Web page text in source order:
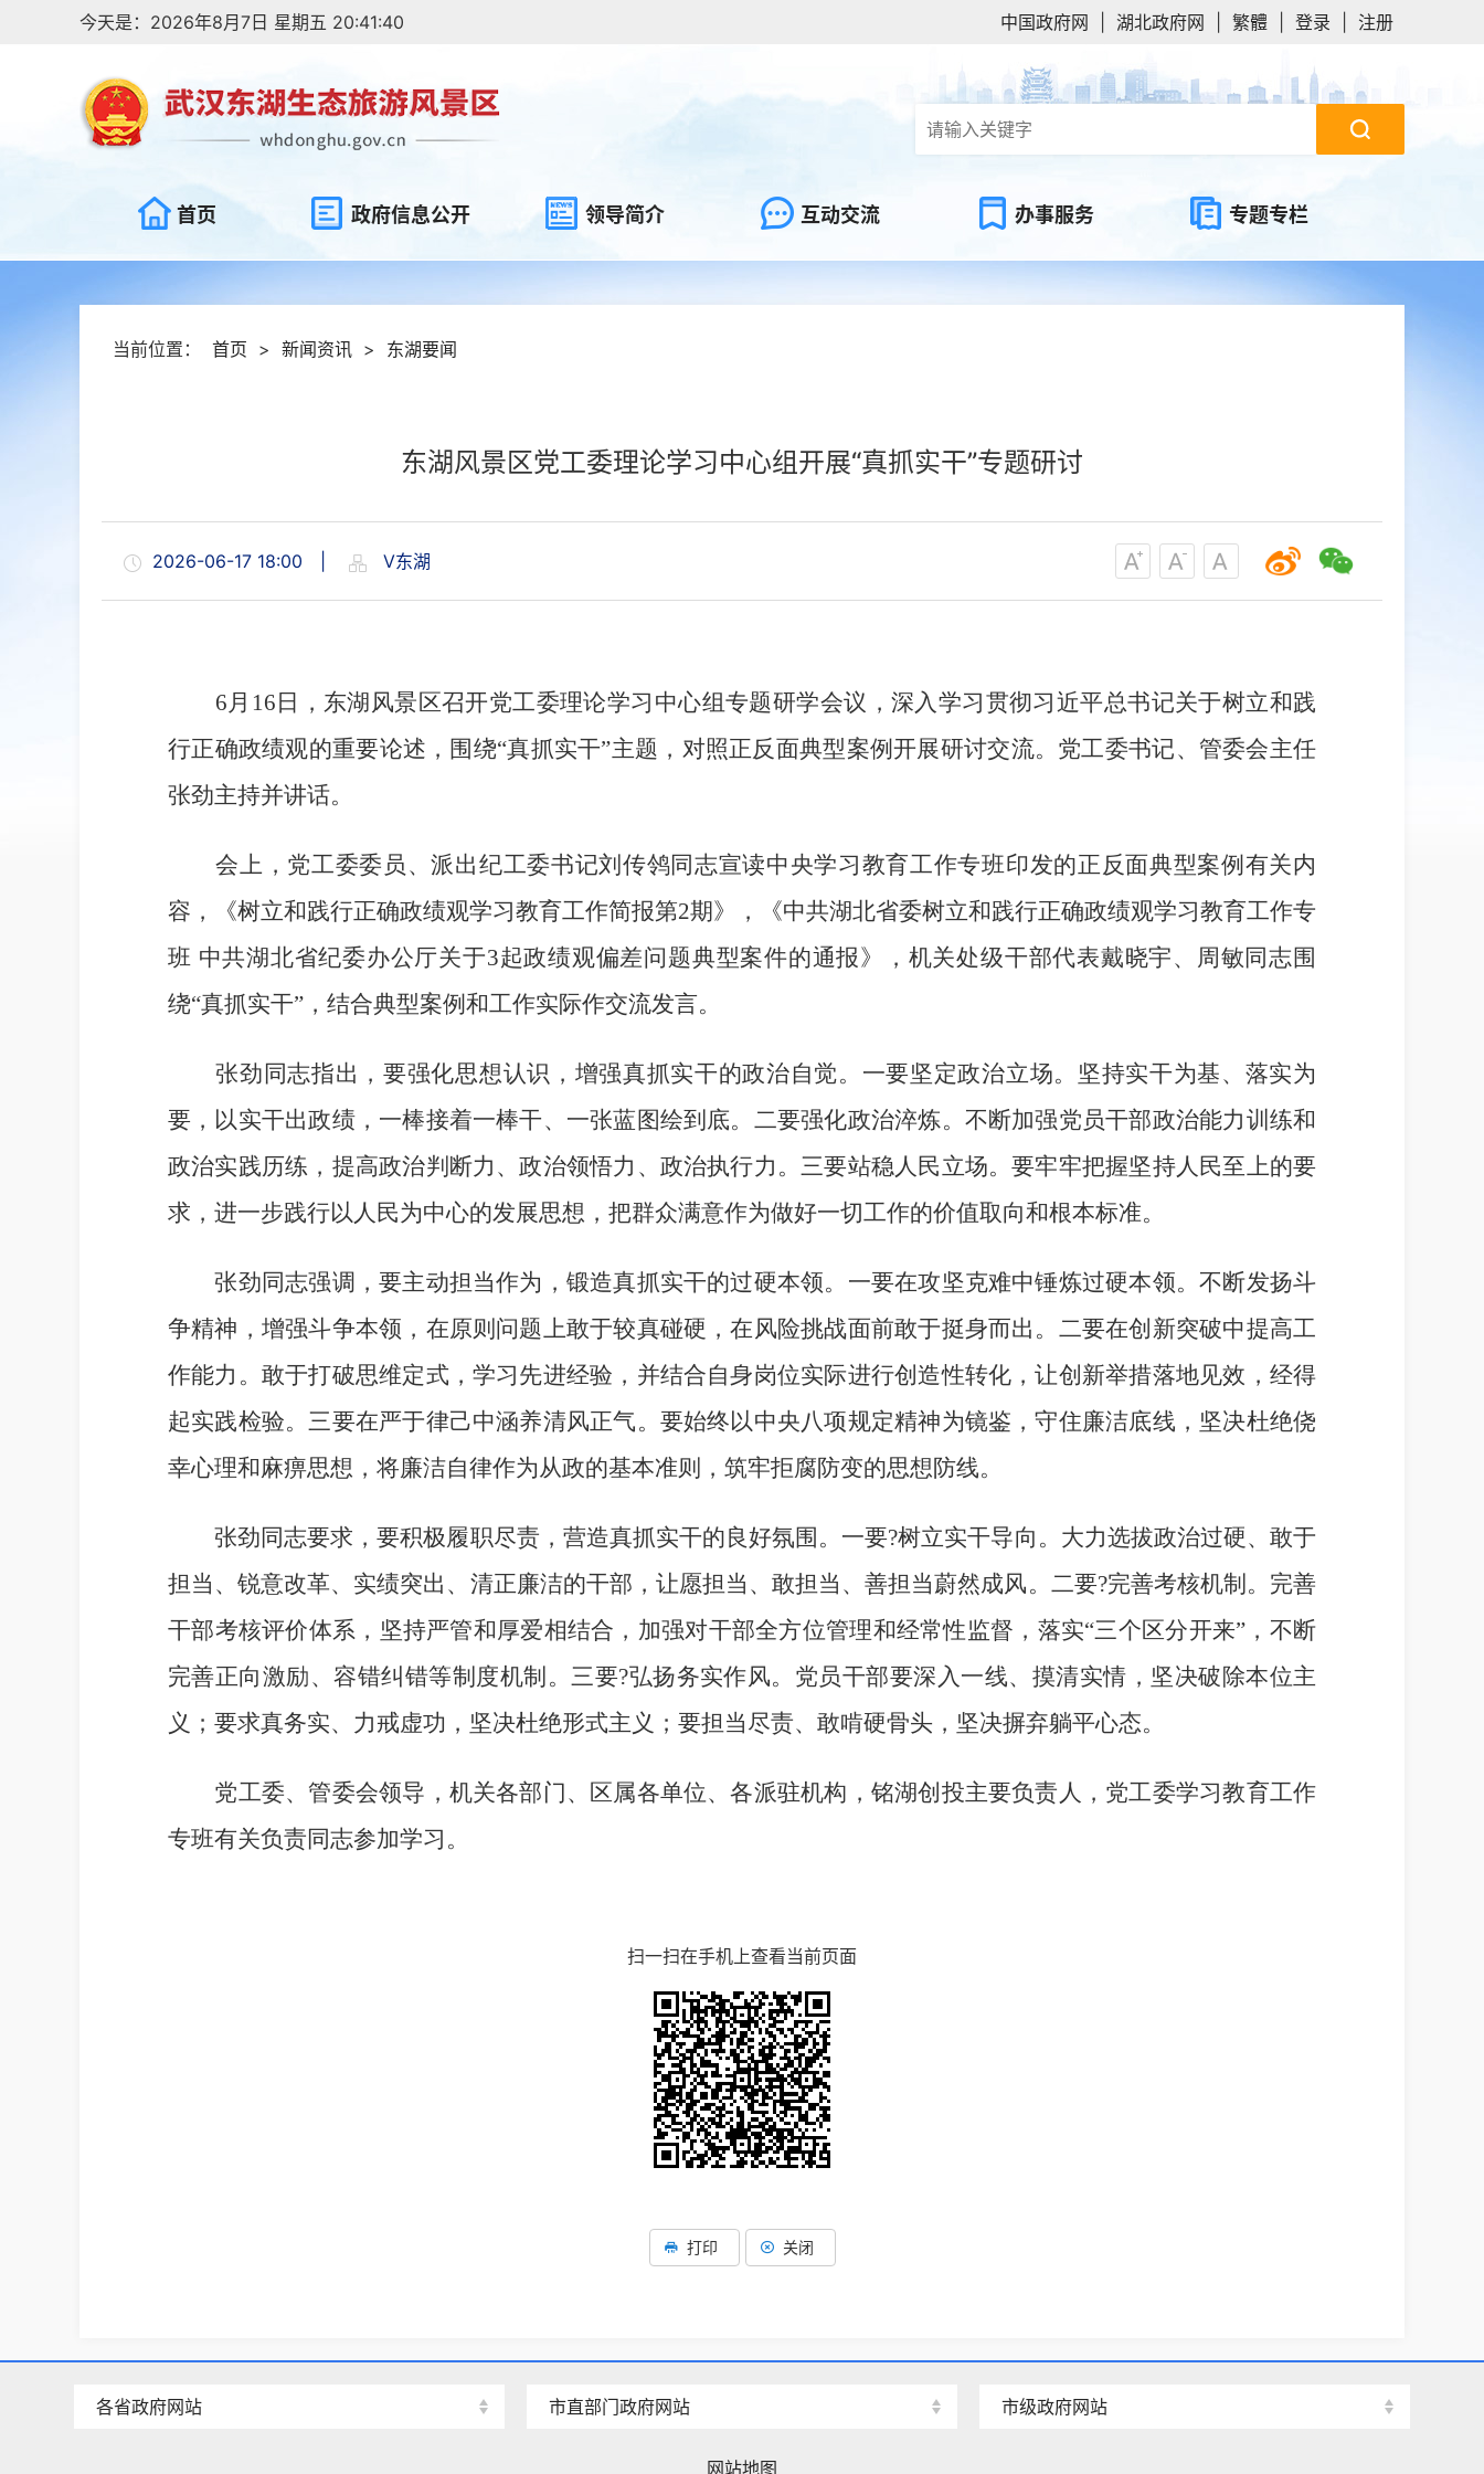
今天是：2026年8月7日 星期五 20:41:40 中国政府网 湖北政府网 繁體 登录 注册
首页 政府信息公开 领导简介 互动交流 办事服务 专题专栏
当前位置： 首页 > 新闻资讯 > 东湖要闻
东湖风景区党工委理论学习中心组开展“真抓实干”专题研讨
2026-06-17 18:00 V东湖
6月16日，东湖风景区召开党工委理论学习中心组专题研学会议，深入学习贯彻习近平总书记关于树立和践
行正确政绩观的重要论述，围绕“真抓实干”主题，对照正反面典型案例开展研讨交流。党工委书记、管委会主任
张劲主持并讲话。
会上，党工委委员、派出纪工委书记刘传鸰同志宣读中央学习教育工作专班印发的正反面典型案例有关内
容，《树立和践行正确政绩观学习教育工作简报第2期》，《中共湖北省委树立和践行正确政绩观学习教育工作专
班 中共湖北省纪委办公厅关于3起政绩观偏差问题典型案件的通报》，机关处级干部代表戴晓宇、周敏同志围
绕“真抓实干”，结合典型案例和工作实际作交流发言。
张劲同志指出，要强化思想认识，增强真抓实干的政治自觉。一要坚定政治立场。坚持实干为基、落实为
要，以实干出政绩，一棒接着一棒干、一张蓝图绘到底。二要强化政治淬炼。不断加强党员干部政治能力训练和
政治实践历练，提高政治判断力、政治领悟力、政治执行力。三要站稳人民立场。要牢牢把握坚持人民至上的要
求，进一步践行以人民为中心的发展思想，把群众满意作为做好一切工作的价值取向和根本标准。
张劲同志强调，要主动担当作为，锻造真抓实干的过硬本领。一要在攻坚克难中锤炼过硬本领。不断发扬斗
争精神，增强斗争本领，在原则问题上敢于较真碰硬，在风险挑战面前敢于挺身而出。二要在创新突破中提高工
作能力。敢于打破思维定式，学习先进经验，并结合自身岗位实际进行创造性转化，让创新举措落地见效，经得
起实践检验。三要在严于律己中涵养清风正气。要始终以中央八项规定精神为镜鉴，守住廉洁底线，坚决杜绝侥
幸心理和麻痹思想，将廉洁自律作为从政的基本准则，筑牢拒腐防变的思想防线。
张劲同志要求，要积极履职尽责，营造真抓实干的良好氛围。一要?树立实干导向。大力选拔政治过硬、敢于
担当、锐意改革、实绩突出、清正廉洁的干部，让愿担当、敢担当、善担当蔚然成风。二要?完善考核机制。完善
干部考核评价体系，坚持严管和厚爱相结合，加强对干部全方位管理和经常性监督，落实“三个区分开来”，不断
完善正向激励、容错纠错等制度机制。三要?弘扬务实作风。党员干部要深入一线、摸清实情，坚决破除本位主
义；要求真务实、力戒虚功，坚决杜绝形式主义；要担当尽责、敢啃硬骨头，坚决摒弃躺平心态。
党工委、管委会领导，机关各部门、区属各单位、各派驻机构，铭湖创投主要负责人，党工委学习教育工作
专班有关负责同志参加学习。
扫一扫在手机上查看当前页面
打印 关闭
各省政府网站 市直部门政府网站 市级政府网站
网站地图